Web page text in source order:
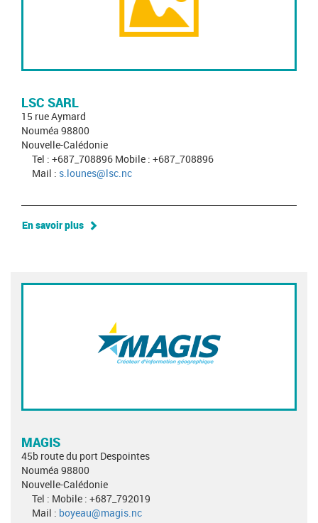
LSC SARL
15 rue Aymard
Nouméa 98800
Nouvelle-Calédonie
Tel : +687_708896 Mobile : +687_708896
Mail : s.lounes@lsc.nc
En savoir plus
MAGIS
45b route du port Despointes
Nouméa 98800
Nouvelle-Calédonie
Tel : Mobile : +687_792019
Mail : boyeau@magis.nc